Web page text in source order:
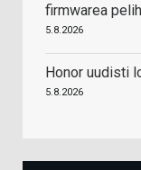
firmwarea
5.8.2026
Honor uudisti
5.8.2026